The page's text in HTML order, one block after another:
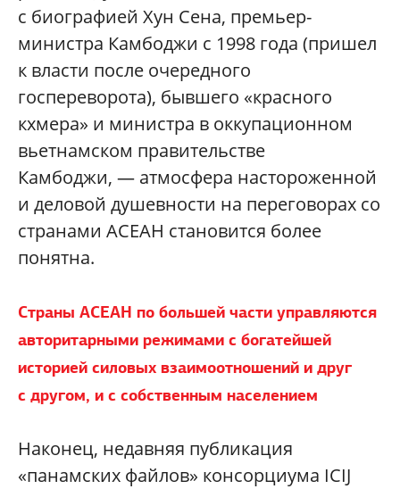
с биографией Хун Сена, премьер-
министра Камбоджи с 1998 года (пришел
к власти после очередного
госпереворота), бывшего «красного
кхмера» и министра в оккупационном
вьетнамском правительстве
Камбоджи, — атмосфера настороженной
и деловой душевности на переговорах со
странами АСЕАН становится более
понятна.
Страны АСЕАН по большей части управляются
авторитарными режимами с богатейшей
историей силовых взаимоотношений и друг
с другом, и с собственным населением
Наконец, недавняя публикация
«панамских файлов» консорциума ICIJ